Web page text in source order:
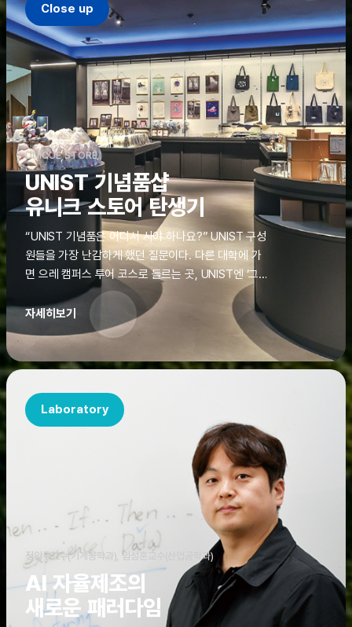
Close up
UNIQUE STORE
UNIST 기념품샵
유니크 스토어 탄생기
“UNIST 기념품은 어디서 사야 하나요?” UNIST 구성
원들을 가장 난감하게 했던 질문이다. 다른 대학에 가
면 으레 캠퍼스 투어 코스로 들르는 곳, UNIST엔 ‘그
것’이 없었다. 학교 탐방을 왔던 고등학생도, 자녀를 방
문하러 온 학부모도 빈손으로 돌려보내야 했던 아쉬움
을 달래줄 공간이 ‘유니크 스토어(UNIQUE
STORE)’라는 이름으로 지난해 11월 문을 열었다.
자세히보기
Laboratory
정임두교수(기계공학과), 임성훈교수(산업공학과)
AI 자율제조의
새로운 패러다임